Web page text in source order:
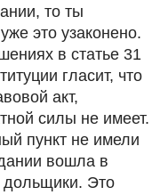
то ты
это узаконено.
в статье 31
гласит, что
акт,
силы не имеет.
пункт не имели
вошла в
дольщики. Это